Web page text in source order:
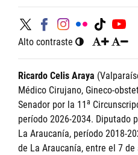
Alto contraste
Ricardo Celis Araya
Médico Cirujano, Gineco-
Senador por la 11 a
período 2026-2034. Diputado
La Araucanía, período 2018-
de La Araucanía, entre el 7